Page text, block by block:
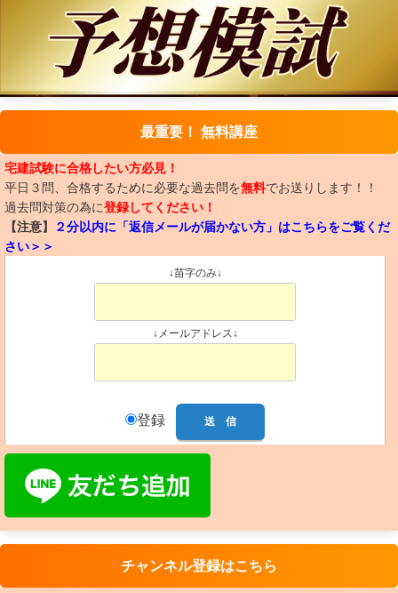
最重要！ 無料講座
宅建試験に合格したい方必見！
平日３問、合格するために必要な過去問を無料でお送りします！！
過去問対策の為に登録してください！
【注意】
２分以内に「返信メールが届かない方」はこちらをご覧くだ
さい＞＞
↓苗字のみ↓
↓メールアドレス↓
登録
チャンネル登録はこちら